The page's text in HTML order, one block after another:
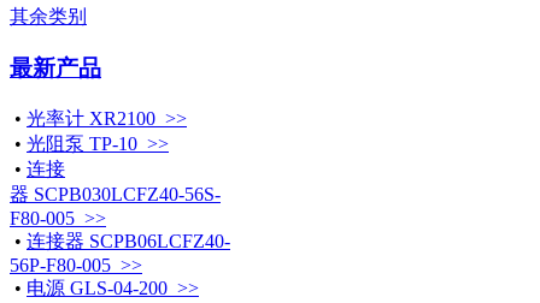
其余类别
最新产品
• 光率计 XR2100 >>
• 光阻泵 TP-10 >>
• 连接
器 SCPB030LCFZ40-56S-
F80-005 >>
• 连接器 SCPB06LCFZ40-
56P-F80-005 >>
• 电源 GLS-04-200 >>